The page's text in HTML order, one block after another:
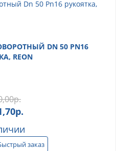
DN 50 PN16
REON
р.
р.
заказ